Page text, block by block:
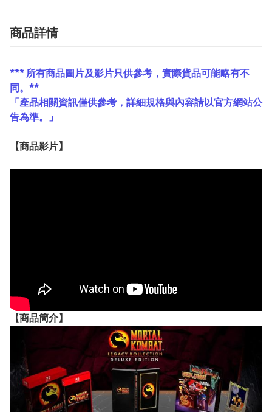
商品詳情
*** 所有商品圖片及影片只供參考，實際貨品可能略有不
同。**
「產品相關資訊僅供參考，詳細規格與內容請以官方網站公
告為準。」
【商品影片】
【商品簡介】